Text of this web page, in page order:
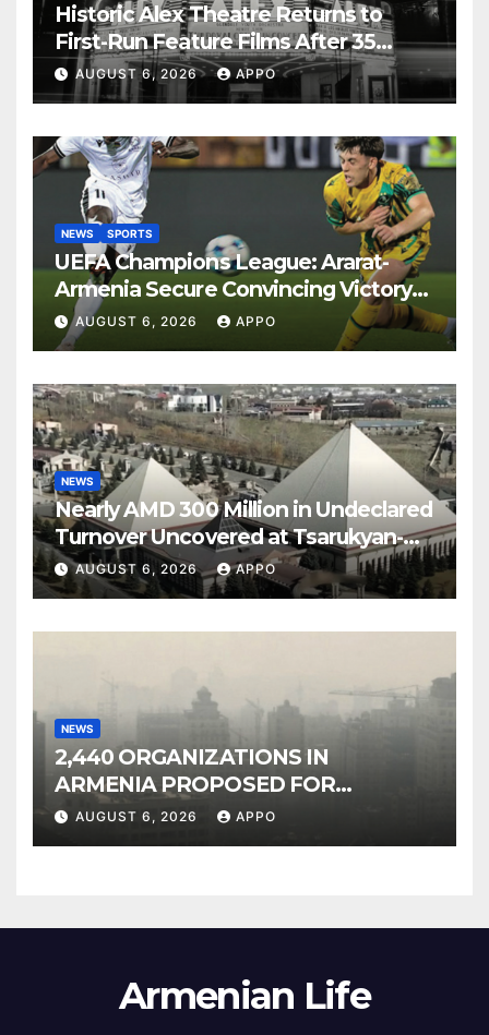
Historic Alex Theatre Returns to
First-Run Feature Films After 35
Years
AUGUST 6, 2026 APPO
NEWS SPORTS
UEFA Champions League: Ararat-
Armenia Secure Convincing Victory
Over Shamrock Rovers 2-0
AUGUST 6, 2026 APPO
NEWS
Nearly AMD 300 Million in Undeclared
Turnover Uncovered at Tsarukyan-
Owned Entertainment Center
AUGUST 6, 2026 APPO
NEWS
2,440 ORGANIZATIONS IN
ARMENIA PROPOSED FOR
INCLUSION IN LIST OF AIR
AUGUST 6, 2026 APPO
Armenian Life